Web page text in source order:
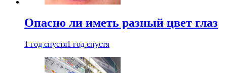
Опасно ли иметь разный цвет глаз
1 год спустя1 год спустя